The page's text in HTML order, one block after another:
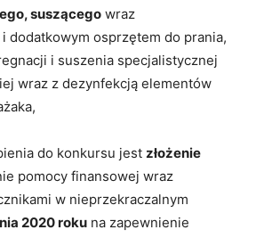
suszącego wraz
dodatkowym osprzętem do prania,
i suszenia specjalistycznej
wraz z dezynfekcją elementów
do konkursu jest złożenie
pomocy finansowej wraz
w nieprzekraczalnym
2020 roku na zapewnienie